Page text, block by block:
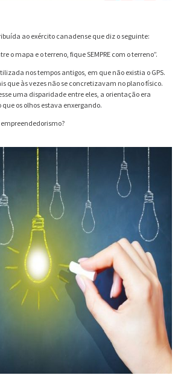
ao exército canadense que diz o seguinte:
o mapa e o terreno, fique SEMPRE com o terreno”.
nos tempos antigos, em que não existia o GPS.
que às vezes não se concretizavam no plano físico.
uma disparidade entre eles, a orientação era
os olhos estava enxergando.
empreendedorismo?